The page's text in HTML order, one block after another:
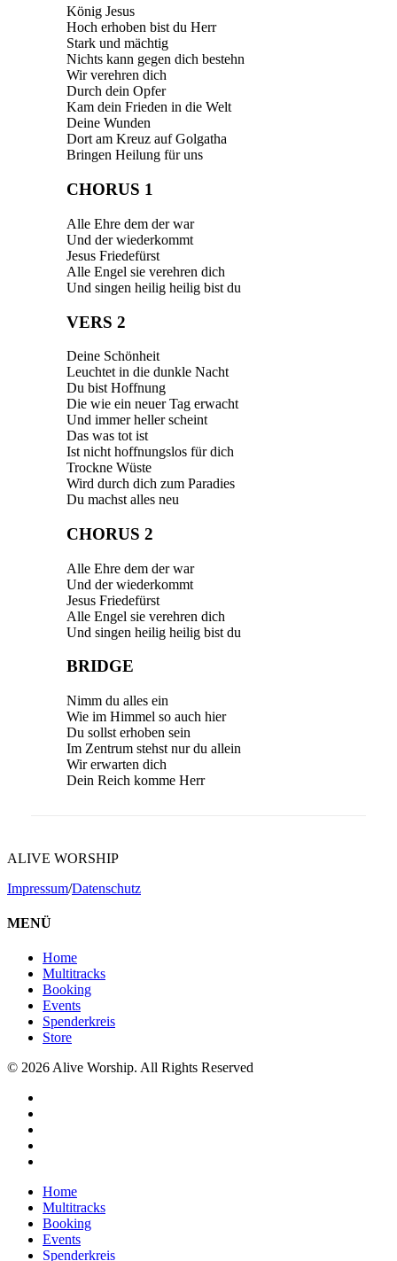
König Jesus
Hoch erhoben bist du Herr
Stark und mächtig
Nichts kann gegen dich bestehn
Wir verehren dich
Durch dein Opfer
Kam dein Frieden in die Welt
Deine Wunden
Dort am Kreuz auf Golgatha
Bringen Heilung für uns
CHORUS 1
Alle Ehre dem der war
Und der wiederkommt
Jesus Friedefürst
Alle Engel sie verehren dich
Und singen heilig heilig bist du
VERS 2
Deine Schönheit
Leuchtet in die dunkle Nacht
Du bist Hoffnung
Die wie ein neuer Tag erwacht
Und immer heller scheint
Das was tot ist
Ist nicht hoffnungslos für dich
Trockne Wüste
Wird durch dich zum Paradies
Du machst alles neu
CHORUS 2
Alle Ehre dem der war
Und der wiederkommt
Jesus Friedefürst
Alle Engel sie verehren dich
Und singen heilig heilig bist du
BRIDGE
Nimm du alles ein
Wie im Himmel so auch hier
Du sollst erhoben sein
Im Zentrum stehst nur du allein
Wir erwarten dich
Dein Reich komme Herr
ALIVE WORSHIP
Impressum/Datenschutz
MENÜ
Home
Multitracks
Booking
Events
Spenderkreis
Store
© 2026 Alive Worship. All Rights Reserved
Close
Menu
Home
Multitracks
Booking
Events
Spenderkreis